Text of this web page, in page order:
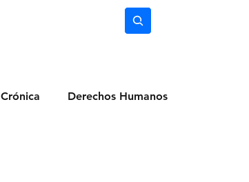
Crónica Derechos Humanos